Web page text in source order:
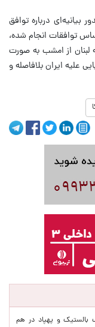
بیانیه‌ای درباره توافق
توافقات انجام شده،
لبنان از امشب به صورت
علیه ایران بلافاصله و
بالستیک و پهپاد در هم